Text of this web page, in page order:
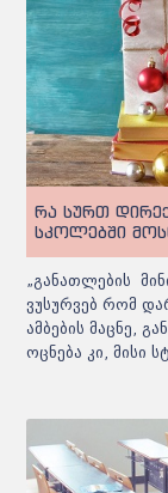
რა სურთ
სკოლებში
„განათლების
ვუსურვებ რომ
ამბების მაცნე,
ოცნება კი, მისი